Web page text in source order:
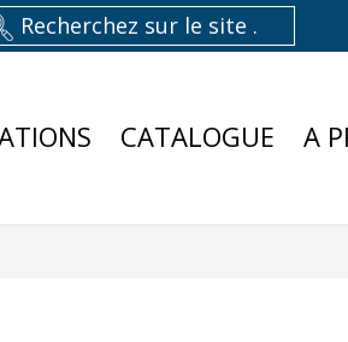
CATALOGUE A